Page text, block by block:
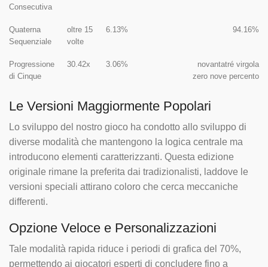
Consecutiva
Quaterna
Sequenziale
oltre 15
volte
6.13% 94.16%
Progressione
di Cinque
30.42x 3.06%
novantatré virgola
zero nove percento
Le Versioni Maggiormente Popolari
Lo sviluppo del nostro gioco ha condotto allo sviluppo di
diverse modalità che mantengono la logica centrale ma
introducono elementi caratterizzanti. Questa edizione
originale rimane la preferita dai tradizionalisti, laddove le
versioni speciali attirano coloro che cerca meccaniche
differenti.
Opzione Veloce e Personalizzazioni
Tale modalità rapida riduce i periodi di grafica del 70%,
permettendo ai giocatori esperti di concludere fino a